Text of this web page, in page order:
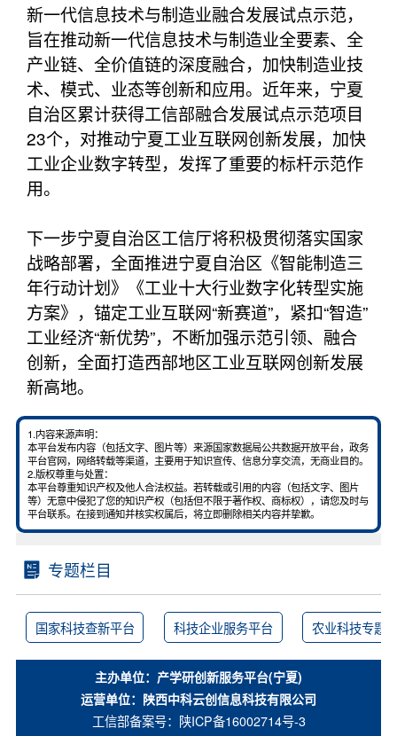
新一代信息技术与制造业融合发展试点示范，
旨在推动新一代信息技术与制造业全要素、全
产业链、全价值链的深度融合，加快制造业技
术、模式、业态等创新和应用。近年来，宁夏
自治区累计获得工信部融合发展试点示范项目
23个，对推动宁夏工业互联网创新发展，加快
工业企业数字转型，发挥了重要的标杆示范作
用。
下一步宁夏自治区工信厅将积极贯彻落实国家
战略部署，全面推进宁夏自治区《智能制造三
年行动计划》《工业十大行业数字化转型实施
方案》，锚定工业互联网“新赛道”，紧扣“智造”
工业经济“新优势”，不断加强示范引领、融合
创新，全面打造西部地区工业互联网创新发展
新高地。
1.内容来源声明：
本平台发布内容（包括文字、图片等）来源国家数据局公共数据开放平台，政务
平台官网，网络转载等渠道，主要用于知识宣传、信息分享交流，无商业目的。
2.版权尊重与处置：
本平台尊重知识产权及他人合法权益。若转载或引用的内容（包括文字、图片
等）无意中侵犯了您的知识产权（包括但不限于著作权、商标权），请您及时与
平台联系。在接到通知并核实权属后，将立即删除相关内容并挚歉。
专题栏目
国家科技查新平台 科技企业服务平台 农业科技专题
主办单位：产学研创新服务平台(宁夏)
运营单位：陕西中科云创信息科技有限公司
工信部备案号： 陕ICP备16002714号-3